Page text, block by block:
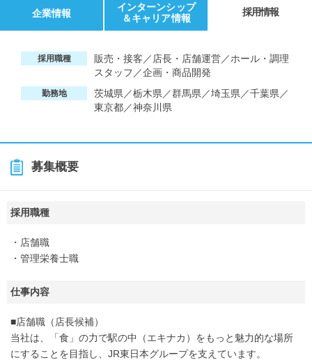
企業情報
インターンシップ
＆キャリア情報
採用情報
採用職種
販売・接客／店長・店舗運営／ホール・調理
スタッフ／企画・商品開発
勤務地
茨城県／栃木県／群馬県／埼玉県／千葉県／
東京都／神奈川県
募集概要
採用職種
・店舗職
・管理栄養士職
仕事内容
■店舗職（店長候補）
当社は、「食」の力で駅の中（エキナカ）をもっと魅力的な場所
にすることを目指し、JR東日本グループを支えています。